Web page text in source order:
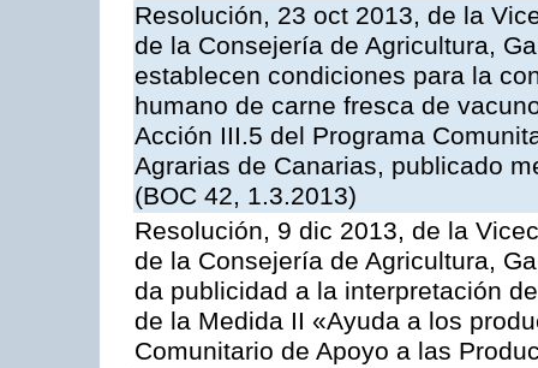
Resolución, 23 oct 2013, de la
de la Consejería de Agricultura,
establecen condiciones para la
humano de carne fresca de
Acción III.5 del Programa
Agrarias de Canarias, publicado
(BOC 42, 1.3.2013)
Resolución, 9 dic 2013, de la
de la Consejería de Agricultura,
da publicidad a la interpretación
de la Medida II «Ayuda a los
Comunitario de Apoyo a las